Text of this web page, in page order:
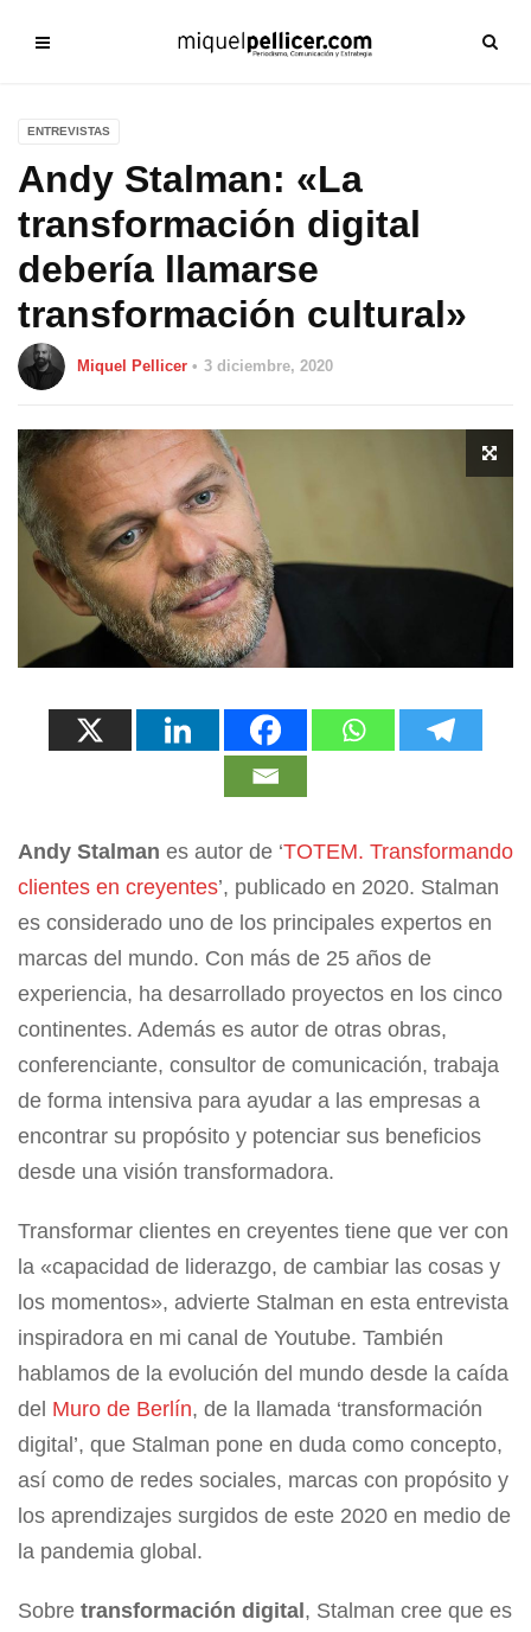
ENTREVISTAS
Andy Stalman: «La
transformación digital
debería llamarse
transformación cultural»
Miquel Pellicer 3 diciembre, 2020
Andy Stalman es autor de ‘TOTEM. Transformando
clientes en creyentes’, publicado en 2020. Stalman
es considerado uno de los principales expertos en
marcas del mundo. Con más de 25 años de
experiencia, ha desarrollado proyectos en los cinco
continentes. Además es autor de otras obras,
conferenciante, consultor de comunicación, trabaja
de forma intensiva para ayudar a las empresas a
encontrar su propósito y potenciar sus beneficios
desde una visión transformadora.
Transformar clientes en creyentes tiene que ver con
la «capacidad de liderazgo, de cambiar las cosas y
los momentos», advierte Stalman en esta entrevista
inspiradora en mi canal de Youtube. También
hablamos de la evolución del mundo desde la caída
del Muro de Berlín, de la llamada ‘transformación
digital’, que Stalman pone en duda como concepto,
así como de redes sociales, marcas con propósito y
los aprendizajes surgidos de este 2020 en medio de
la pandemia global.
Sobre transformación digital, Stalman cree que es